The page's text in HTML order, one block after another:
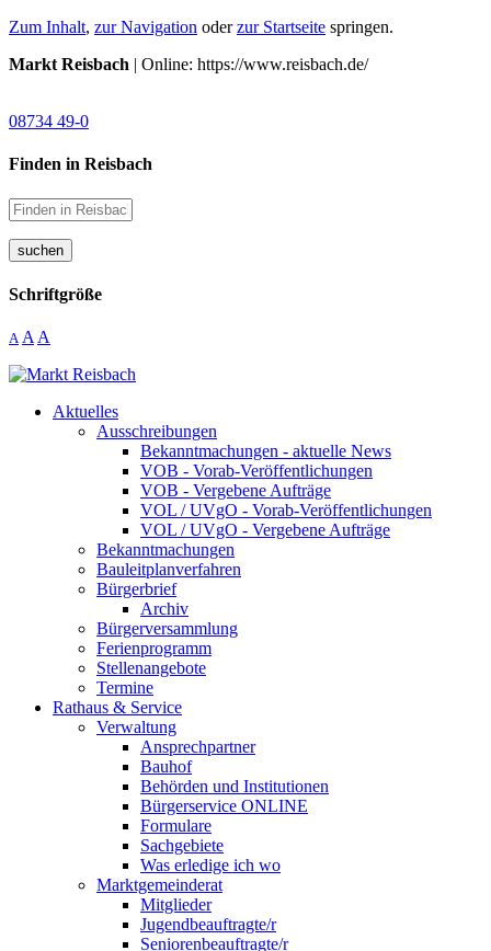
Zum Inhalt, zur Navigation oderzur Startseite springen.
Markt Reisbach | Online: https://www.reisbach.de/
08734 49-0
Finden in Reisbach
suchen
Schriftgröße
A A A
Aktuelles
Ausschreibungen
Bekanntmachungen - aktuelle News
VOB - Vorab-Veröffentlichungen
VOB - Vergebene Aufträge
VOL / UVgO - Vorab-Veröffentlichungen
VOL / UVgO - Vergebene Aufträge
Bekanntmachungen
Bauleitplanverfahren
Bürgerbrief
Archiv
Bürgerversammlung
Ferienprogramm
Stellenangebote
Termine
Rathaus & Service
Verwaltung
Ansprechpartner
Bauhof
Behörden und Institutionen
Bürgerservice ONLINE
Formulare
Sachgebiete
Was erledige ich wo
Marktgemeinderat
Mitglieder
Jugendbeauftragte/r
Seniorenbeauftragte/r